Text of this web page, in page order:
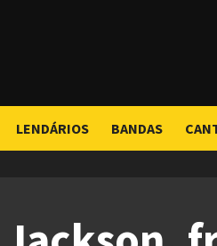
LENDÁRIOS BANDAS